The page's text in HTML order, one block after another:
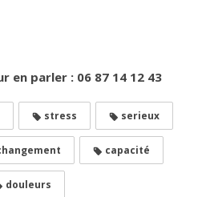
en parler : 06 87 14 12 43
stress serieux
capacité
douleurs